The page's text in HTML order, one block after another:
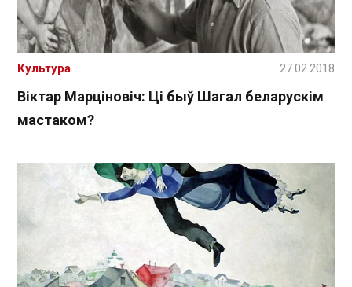
Віктар Марціновіч: Ці быў Шагал беларускім
мастаком?
Культура 27.02.2018